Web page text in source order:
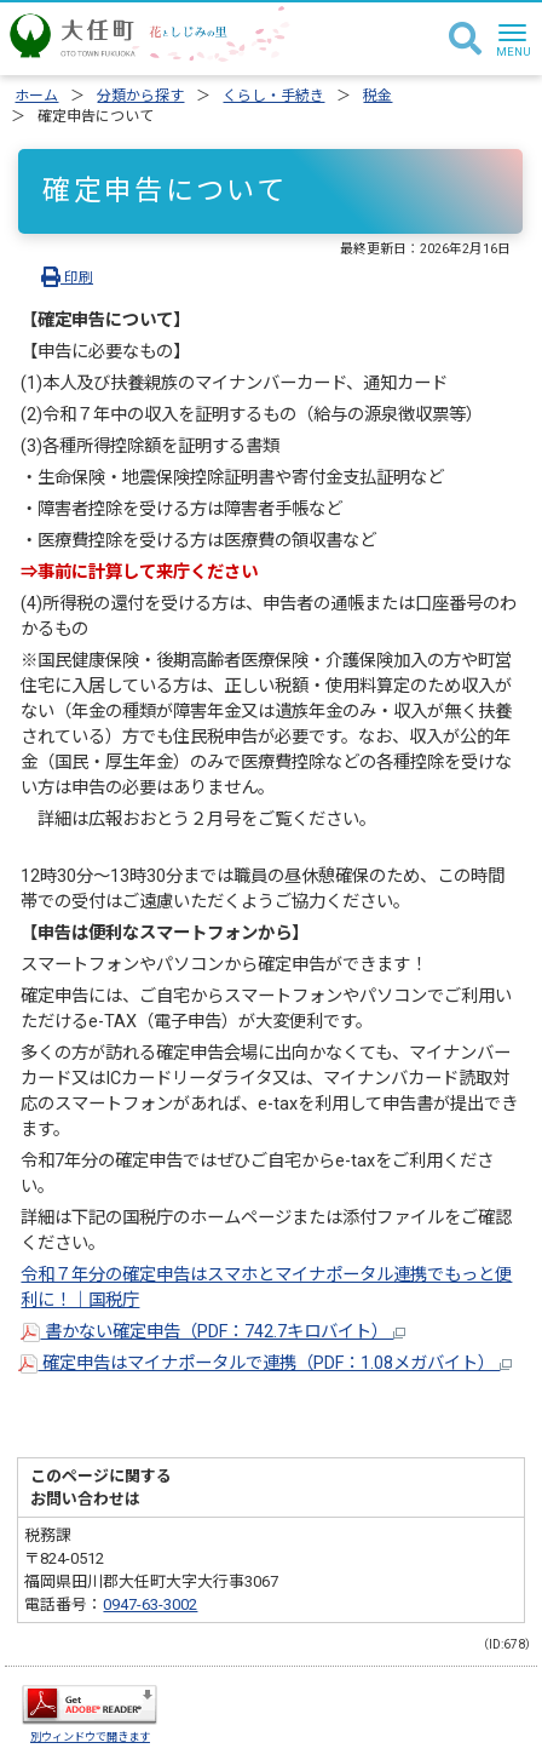
ホーム 分類から探す くらし・手続き
税金
確定申告について
確定申告について
最終更新日：2026年2月16日
印刷
【確定申告について】
【申告に必要なもの】
(1)本人及び扶養親族のマイナンバーカード、通知カード
(2)令和７年中の収入を証明するもの（給与の源泉徴収票等）
(3)各種所得控除額を証明する書類
・生命保険・地震保険控除証明書や寄付金支払証明など
・障害者控除を受ける方は障害者手帳など
・医療費控除を受ける方は医療費の領収書など
⇒事前に計算して来庁ください
(4)所得税の還付を受ける方は、申告者の通帳または口座番号のわ
かるもの
※国民健康保険・後期高齢者医療保険・介護保険加入の方や町営
住宅に入居している方は、正しい税額・使用料算定のため収入が
ない（年金の種類が障害年金又は遺族年金のみ・収入が無く扶養
されている）方でも住民税申告が必要です。なお、収入が公的年
金（国民・厚生年金）のみで医療費控除などの各種控除を受けな
い方は申告の必要はありません。
詳細は広報おおとう２月号をご覧ください。
12時30分～13時30分までは職員の昼休憩確保のため、この時間
帯での受付はご遠慮いただくようご協力ください。
【申告は便利なスマートフォンから】
スマートフォンやパソコンから確定申告ができます！
確定申告には、ご自宅からスマートフォンやパソコンでご利用い
ただけるe-TAX（電子申告）が大変便利です。
多くの方が訪れる確定申告会場に出向かなくても、マイナンバー
カード又はICカードリーダライタ又は、マイナンバカード読取対
応のスマートフォンがあれば、e-taxを利用して申告書が提出でき
ます。
令和7年分の確定申告ではぜひご自宅からe-taxをご利用くださ
い。
詳細は下記の国税庁のホームページまたは添付ファイルをご確認
ください。
令和７年分の確定申告はスマホとマイナポータル連携でもっと便
利に！｜国税庁
書かない確定申告（PDF：742.7キロバイト）
確定申告はマイナポータルで連携（PDF：1.08メガバイト）
このページに関する
お問い合わせは
税務課
〒824-0512
福岡県田川郡大任町大字大行事3067
電話番号：0947-63-3002
（ID:678）
別ウィンドウで開きます